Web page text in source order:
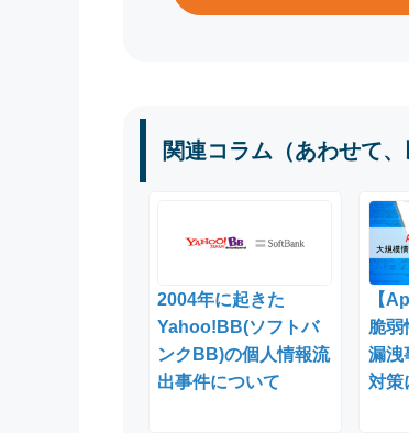
関連コラム（あわせて
2004年に起きた
Yahoo!BB(ソフトバ
ンクBB)の個人情報流
出事件について
【
脆弱
漏洩
対策